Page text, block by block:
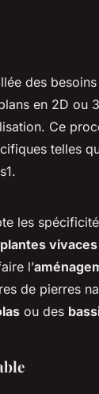
des
en 2D ou
Ce
telles
les
plantes vivaces
l’
de pierres
ou des